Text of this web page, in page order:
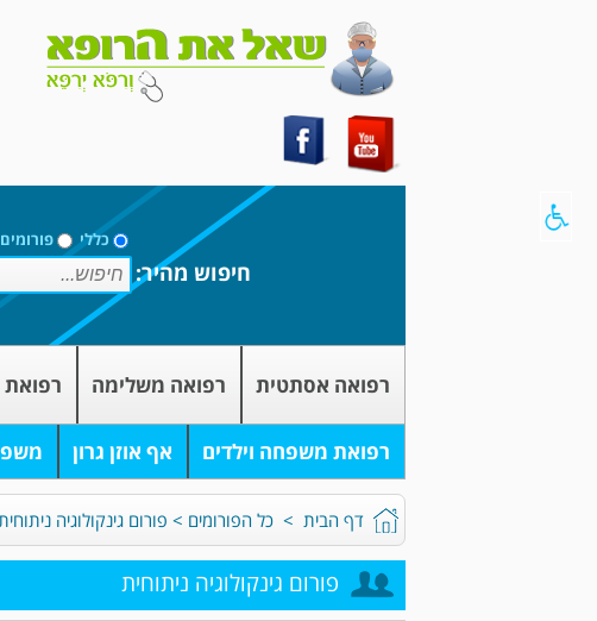
כללי פורומים
חיפוש מהיר:
רפואה אסתטית רפואה משלימה רפואת
רפואת משפחה וילדים אף אוזן גרון
דף הבית > כל הפורומים > פורום גינקולוגיה
פורום גינקולוגיה ניתוחית